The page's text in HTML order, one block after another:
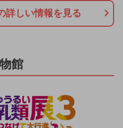
詳しい情報を見る
館